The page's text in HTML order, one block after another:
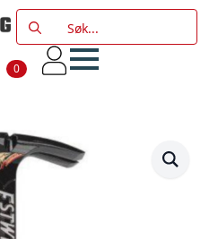
Search
for:
0